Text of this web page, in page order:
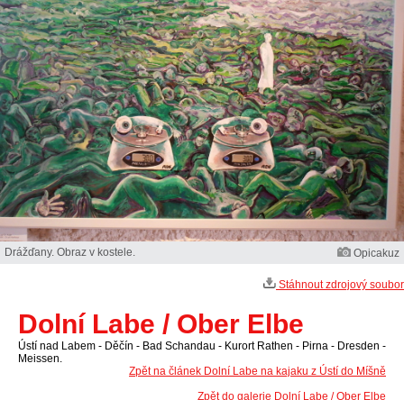
Drážďany. Obraz v kostele. Opicakuz
Stáhnout zdrojový soubor
Dolní Labe / Ober Elbe
Ústí nad Labem - Děčín - Bad Schandau - Kurort Rathen - Pirna - Dresden -
Meissen.
Zpět na článek Dolní Labe na kajaku z Ústí do Míšně
Zpět do galerie Dolní Labe / Ober Elbe